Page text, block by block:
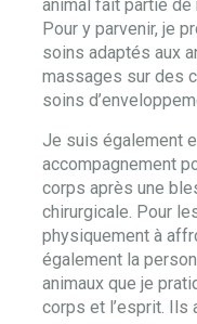
animal fait partie
Pour y parvenir, je
soins adaptés aux
massages sur des
soins
Je suis également
accompagnement
corps après une
chirurgicale. Pour
physiquement à
également la
animaux que je
corps et l’esprit. Ils